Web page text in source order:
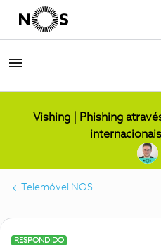
Vishing | Phishing
Telemóvel NOS
RESPONDIDO